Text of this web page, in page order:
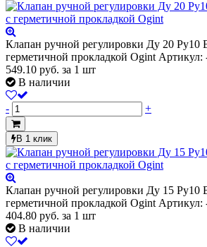
Клапан ручной регулировки Ду 20 Ру10
герметичной прокладкой Ogint Артикул:
549.10 руб. за 1 шт
В наличии
- +
В 1 клик
Клапан ручной регулировки Ду 15 Ру10
герметичной прокладкой Ogint Артикул:
404.80 руб. за 1 шт
В наличии